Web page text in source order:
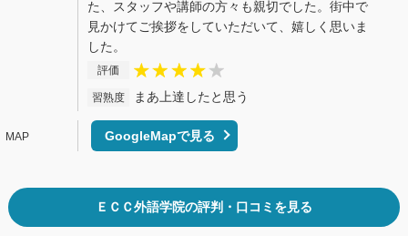
た、スタッフや講師の方々も親切でした。街中で
見かけてご挨拶をしていただいて、嬉しく思いま
した。
評価
習熟度 まあ上達したと思う
GoogleMapで見る
ＥＣＣ外語学院の評判・口コミを見る